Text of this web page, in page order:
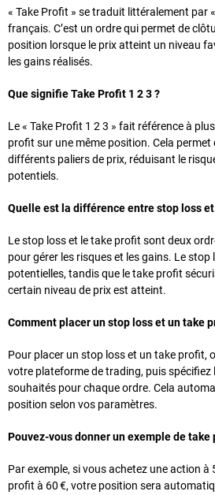
« Take Profit » se traduit littéralement par
français. C’est un ordre qui permet de
position lorsque le prix atteint un niveau
les gains réalisés.
Que signifie Take Profit 1 2 3 ?
Le « Take Profit 1 2 3 » fait référence à
profit sur une même position. Cela permet
différents paliers de prix, réduisant le
potentiels.
Quelle est la différence entre stop loss
Le stop loss et le take profit sont deux
pour gérer les risques et les gains. Le stop
potentielles, tandis que le take profit
certain niveau de prix est atteint.
Comment placer un stop loss et un take
Pour placer un stop loss et un take profit,
votre plateforme de trading, puis spécifiez
souhaités pour chaque ordre. Cela
position selon vos paramètres.
Pouvez-vous donner un exemple de take
Par exemple, si vous achetez une action à
profit à 60 €, votre position sera